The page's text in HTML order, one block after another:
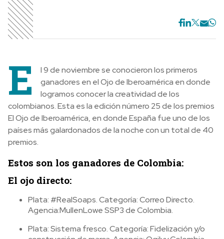
E
l 9 de noviembre se conocieron los primeros
ganadores en el Ojo de Iberoamérica en donde
logramos conocer la creatividad de los
colombianos. Esta es la edición número 25 de los premios
El Ojo de Iberoamérica, en donde España fue uno de los
países más galardonados de la noche con un total de 40
premios.
Estos son los ganadores de Colombia:
El ojo directo:
Plata: #RealSoaps. Categoría: Correo Directo.
Agencia:MullenLowe SSP3 de Colombia.
Plata: Sistema fresco. Categoría: Fidelización y/o